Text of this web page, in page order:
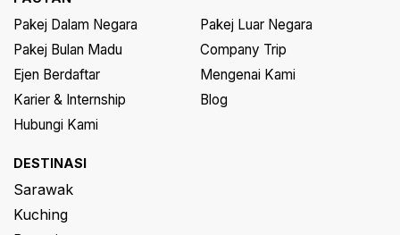
Pakej Dalam Negara
Pakej Luar Negara
Pakej Bulan Madu
Company Trip
Ejen Berdaftar
Mengenai Kami
Karier & Internship
Blog
Hubungi Kami
DESTINASI
Sarawak
Kuching